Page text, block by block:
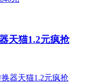
天猫1.2元疯抢